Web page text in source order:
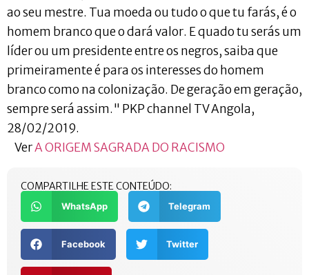
VerA ORIGEM SAGRADA DO RACISMO
COMPARTILHE ESTE CONTEÚDO:
WhatsApp Telegram
Facebook Twitter